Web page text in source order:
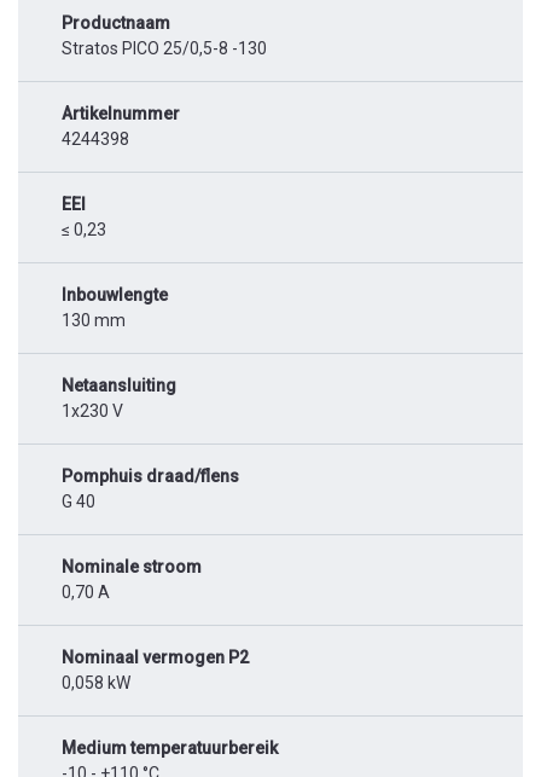
Productnaam
Stratos PICO 25/0,5-8 -130
Artikelnummer
4244398
EEI
≤ 0,23
Inbouwlengte
130 mm
Netaansluiting
1x230 V
Pomphuis draad/flens
G 40
Nominale stroom
0,70 A
Nominaal vermogen P2
0,058 kW
Medium temperatuurbereik